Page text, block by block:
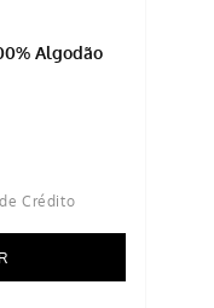
Algodão